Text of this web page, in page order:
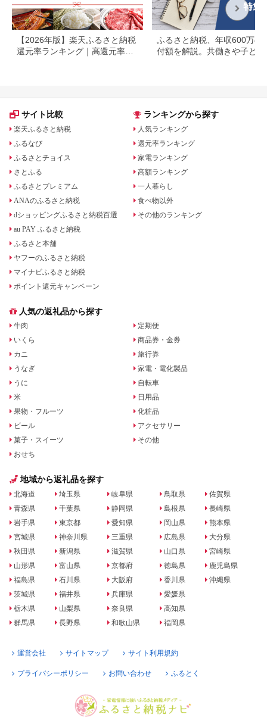
【2026年版】楽天ふるさと納税
還元率ランキング｜高還元率返
ふるさと納税、年収600万の
付額を解説。共働きや子ども
サイト比較
楽天ふるさと納税
ふるなび
ふるさとチョイス
さとふる
ふるさとプレミアム
ANAのふるさと納税
dショッピングふるさと納税百選
au PAY ふるさと納税
ふるさと本舗
ヤフーのふるさと納税
マイナビふるさと納税
ポイント還元キャンペーン
ランキングから探す
人気ランキング
還元率ランキング
家電ランキング
高額ランキング
一人暮らし
食べ物以外
その他のランキング
人気の返礼品から探す
牛肉
いくら
カニ
うなぎ
うに
米
果物・フルーツ
ビール
菓子・スイーツ
おせち
定期便
商品券・金券
旅行券
家電・電化製品
自転車
日用品
化粧品
アクセサリー
その他
地域から返礼品を探す
北海道
青森県
岩手県
宮城県
秋田県
山形県
福島県
茨城県
栃木県
群馬県
埼玉県
千葉県
東京都
神奈川県
新潟県
富山県
石川県
福井県
山梨県
長野県
岐阜県
静岡県
愛知県
三重県
滋賀県
京都府
大阪府
兵庫県
奈良県
和歌山県
鳥取県
島根県
岡山県
広島県
山口県
徳島県
香川県
愛媛県
高知県
福岡県
佐賀県
長崎県
熊本県
大分県
宮崎県
鹿児島県
沖縄県
運営会社 サイトマップ サイト利用規約
プライバシーポリシー お問い合わせ ふるとく